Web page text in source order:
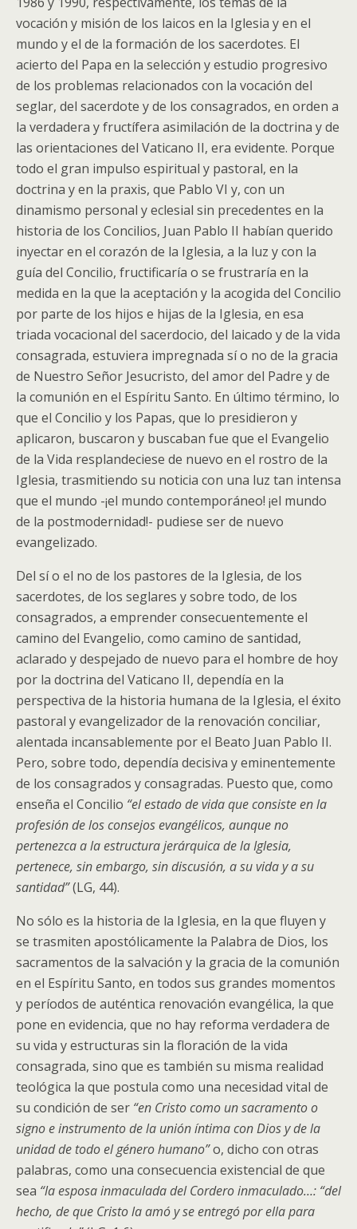
vocación y misión de los laicos en la Iglesia y en el
mundo y el de la formación de los sacerdotes. El
acierto del Papa en la selección y estudio progresivo
de los problemas relacionados con la vocación del
seglar, del sacerdote y de los consagrados, en orden a
la verdadera y fructífera asimilación de la doctrina y de
las orientaciones del Vaticano II, era evidente. Porque
todo el gran impulso espiritual y pastoral, en la
doctrina y en la praxis, que Pablo VI y, con un
dinamismo personal y eclesial sin precedentes en la
historia de los Concilios, Juan Pablo II habían querido
inyectar en el corazón de la Iglesia, a la luz y con la
guía del Concilio, fructificaría o se frustraría en la
medida en la que la aceptación y la acogida del Concilio
por parte de los hijos e hijas de la Iglesia, en esa
triada vocacional del sacerdocio, del laicado y de la vida
consagrada, estuviera impregnada sí o no de la gracia
de Nuestro Señor Jesucristo, del amor del Padre y de
la comunión en el Espíritu Santo. En último término, lo
que el Concilio y los Papas, que lo presidieron y
aplicaron, buscaron y buscaban fue que el Evangelio
de la Vida resplandeciese de nuevo en el rostro de la
Iglesia, trasmitiendo su noticia con una luz tan intensa
que el mundo -¡el mundo contemporáneo! ¡el mundo
de la postmodernidad!- pudiese ser de nuevo
evangelizado.
Del sí o el no de los pastores de la Iglesia, de los
sacerdotes, de los seglares y sobre todo, de los
consagrados, a emprender consecuentemente el
camino del Evangelio, como camino de santidad,
aclarado y despejado de nuevo para el hombre de hoy
por la doctrina del Vaticano II, dependía en la
perspectiva de la historia humana de la Iglesia, el éxito
pastoral y evangelizador de la renovación conciliar,
alentada incansablemente por el Beato Juan Pablo II.
Pero, sobre todo, dependía decisiva y eminentemente
de los consagrados y consagradas. Puesto que, como
enseña el Concilio “el estado de vida que consiste en la
profesión de los consejos evangélicos, aunque no
pertenezca a la estructura jerárquica de la Iglesia,
pertenece, sin embargo, sin discusión, a su vida y a su
santidad”(LG, 44).
No sólo es la historia de la Iglesia, en la que fluyen y
se trasmiten apostólicamente la Palabra de Dios, los
sacramentos de la salvación y la gracia de la comunión
en el Espíritu Santo, en todos sus grandes momentos
y períodos de auténtica renovación evangélica, la que
pone en evidencia, que no hay reforma verdadera de
su vida y estructuras sin la floración de la vida
consagrada, sino que es también su misma realidad
teológica la que postula como una necesidad vital de
su condición de ser “en Cristo como un sacramento o
signo e instrumento de la unión íntima con Dios y de la
unidad de todo el género humano”o, dicho con otras
palabras, como una consecuencia existencial de que
sea “la esposa inmaculada del Cordero inmaculado…: “del
hecho, de que Cristo la amó y se entregó por ella para